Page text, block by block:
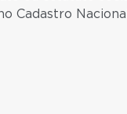
Cadastro